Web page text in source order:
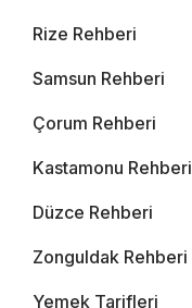
Rize Rehberi
Samsun Rehberi
Çorum Rehberi
Kastamonu Rehberi
Düzce Rehberi
Zonguldak Rehberi
Yemek Tarifleri